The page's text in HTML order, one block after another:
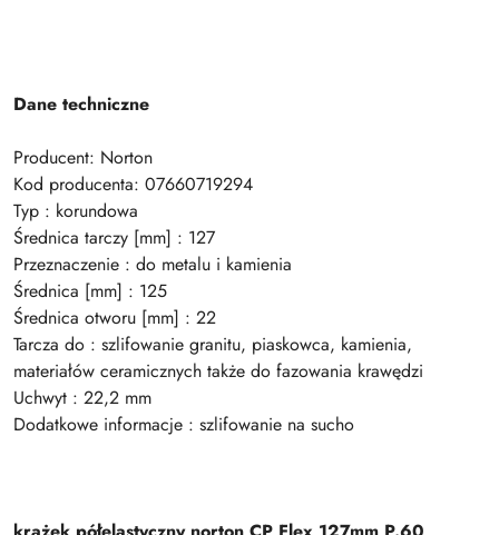
Dane techniczne
Producent: Norton
Kod producenta: 07660719294
Typ : korundowa
Średnica tarczy [mm] : 127
Przeznaczenie : do metalu i kamienia
Średnica [mm] : 125
Średnica otworu [mm] : 22
Tarcza do : szlifowanie granitu, piaskowca, kamienia,
materiałów ceramicznych także do fazowania krawędzi
Uchwyt : 22,2 mm
Dodatkowe informacje : szlifowanie na sucho